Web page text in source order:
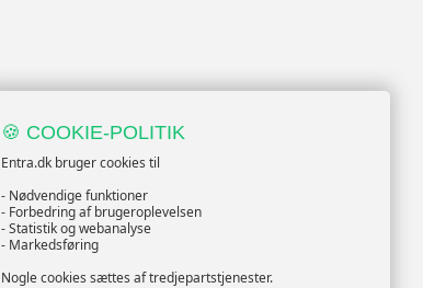
🍪 COOKIE-POLITIK
Entra.dk bruger cookies til
- Nødvendige funktioner
- Forbedring af brugeroplevelsen
- Statistik og webanalyse
- Markedsføring
Nogle cookies sættes af tredjepartstjenester.